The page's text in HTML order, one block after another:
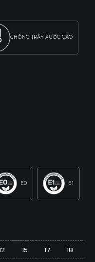
CHỐNG TRẦY XƯỚC CAO
E0 E1
15 17 18